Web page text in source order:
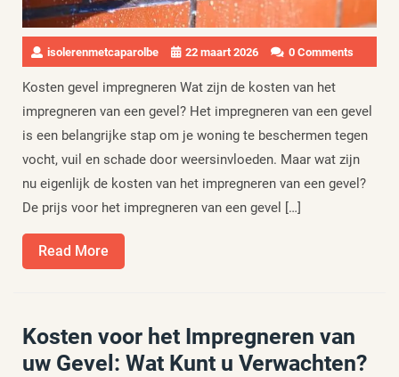
isolerenmetcaparolbe 22 maart 2026 0 Comments
Kosten gevel impregneren Wat zijn de kosten van het
impregneren van een gevel? Het impregneren van een gevel
is een belangrijke stap om je woning te beschermen tegen
vocht, vuil en schade door weersinvloeden. Maar wat zijn
nu eigenlijk de kosten van het impregneren van een gevel?
De prijs voor het impregneren van een gevel […]
Read More
More
Kosten voor het Impregneren van
uw Gevel: Wat Kunt u Verwachten?